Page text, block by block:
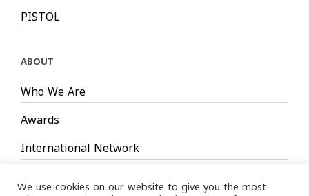
PISTOL
ABOUT
Who We Are
Awards
International Network
We use cookies on our website to give you the most